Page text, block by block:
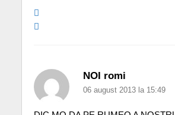
NOI romi
06 august 2013 la 15:49